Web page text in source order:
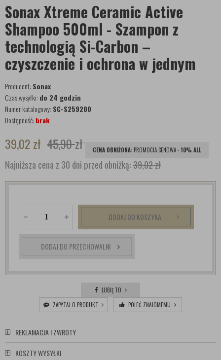
Sonax Xtreme Ceramic Active
Shampoo 500ml - Szampon z
technologią Si-Carbon –
czyszczenie i ochrona w jednym
Producent: Sonax
Czas wysyłki: do 24 godzin
Numer katalogowy: SC-S259200
Dostępność: brak
39,02zł 45,90zł CENA OBNIŻONA: PROMOCJA CENOWA -10% ALL
Najniższa cena z 30 dni przed obniżką:39,02 zł
DODAJ DO KOSZYKA
DODAJ DO PRZECHOWALNI
LUBIĘ TO
ZAPYTAJ O PRODUKT
POLEĆ ZNAJOMEMU
REKLAMACJA I ZWROTY
KOSZTY WYSYŁKI